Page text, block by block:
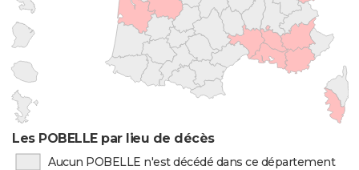
Les POBELLE par lieu de décès
Aucun POBELLE n'est décédé dans ce département